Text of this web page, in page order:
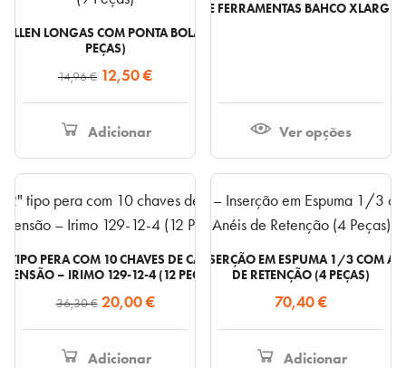
ALLEN LONGAS COM PONTA BOLA BAHCO BE-9770 (9
PEÇAS)
14,96€ O
preço
original
14,96 €.
12,50€O
preço
12,50 €.
Adicionar
CARRINHO DE FERRAMENTAS BAHCO XLARGE
Ver opções
TIPO PERA COM 10 CHAVES DE CAIXA SEXTAVADAS E
– IRIMO 129-12-4 (12 PEÇAS)
36,30€ O
preço
original
20,00€O
preço
Adicionar
IRIMO IFF1E012 – INSERÇÃO EM ESPUMA 1/3 COM
DE RETENÇÃO (4 PEÇAS)
70,40€
Adicionar